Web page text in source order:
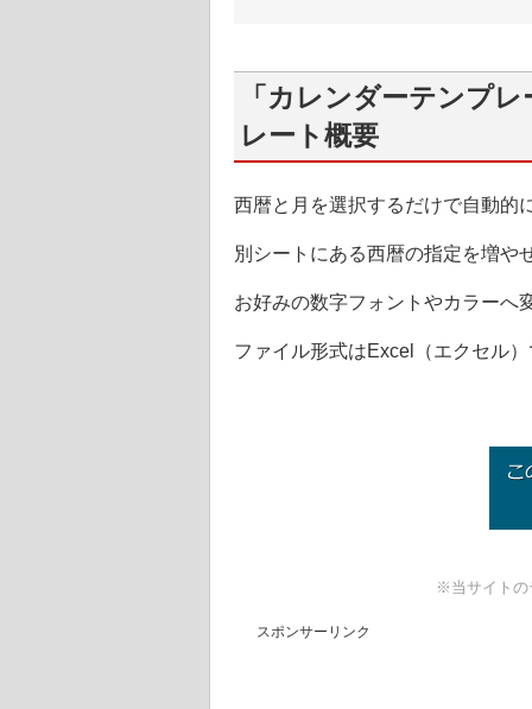
「カレンダーテンプ
レート概要
西暦と月を選択するだけで自動的
別シートにある西暦の指定を増や
お好みの数字フォントやカラーへ
ファイル形式はExcel（エクセル）
※当サイトの
スポンサーリンク